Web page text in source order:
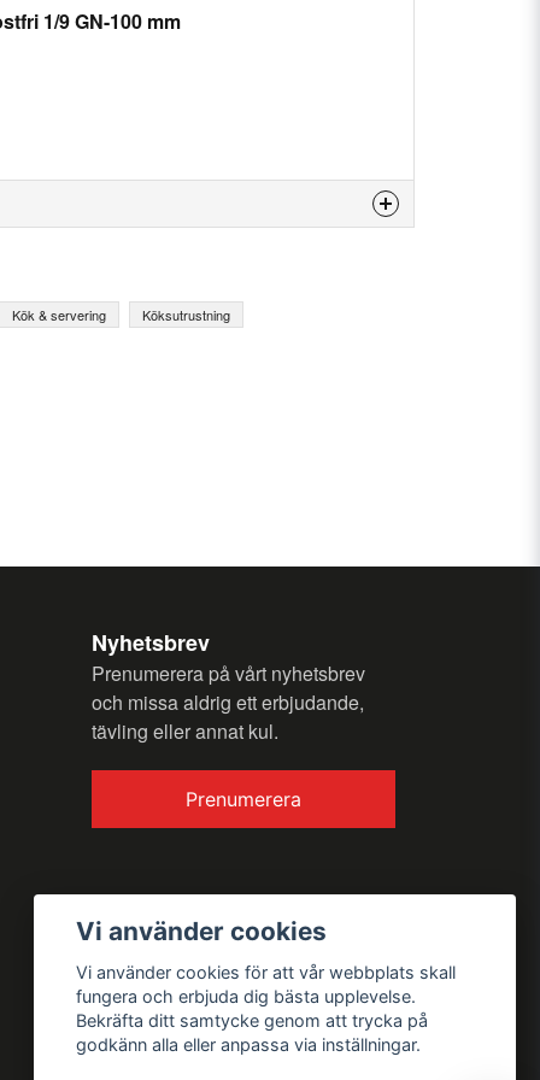
1/9 GN-100 mm
Skicka fråga
Kök & servering Köksutrustning
Nyhetsbrev
Prenumerera på vårt nyhetsbrev
och missa aldrig ett erbjudande,
tävling eller annat kul.
Prenumerera
Vi använder cookies
Vi använder cookies för att vår webbplats skall
fungera och erbjuda dig bästa upplevelse.
Bekräfta ditt samtycke genom att trycka på
godkänn alla eller anpassa via inställningar.